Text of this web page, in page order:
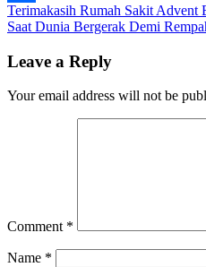
Share
Post
navigation
Terimakasih Rumah Sakit Advent
Saat Dunia Bergerak Demi
Leave a Reply
Your email address will not be
Comment *
Name *